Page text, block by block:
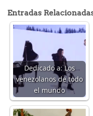
Entradas
Dedicado a: Los
venezolanos de todo
el mundo